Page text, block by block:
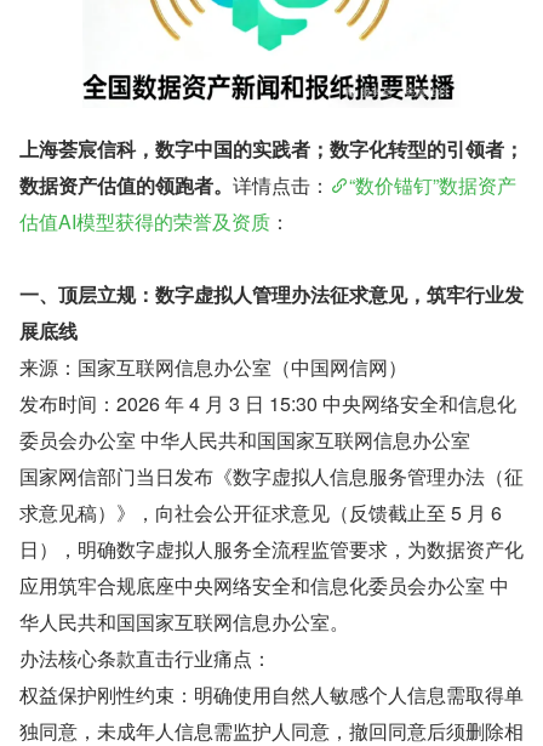
上海荟宸信科，数字中国的实践者；数字化转型的引领者；
数据资产估值的领跑者。 详情点击：
“数价锚钉”数据资产
估值AI模型获得的荣誉及资质 ：
一、顶层立规：数字虚拟人管理办法征求意见，筑牢行业发
展底线
来源：国家互联网信息办公室（中国网信网）
发布时间：2026 年 4 月 3 日 15:30 中央网络安全和信息化
委员会办公室 中华人民共和国国家互联网信息办公室
国家网信部门当日发布《数字虚拟人信息服务管理办法（征
求意见稿）》，向社会公开征求意见（反馈截止至 5 月 6
日），明确数字虚拟人服务全流程监管要求，为数据资产化
应用筑牢合规底座中央网络安全和信息化委员会办公室 中
华人民共和国国家互联网信息办公室。
办法核心条款直击行业痛点：
权益保护刚性约束：明确使用自然人敏感个人信息需取得单
独同意，未成年人信息需监护人同意，撤回同意后须删除相